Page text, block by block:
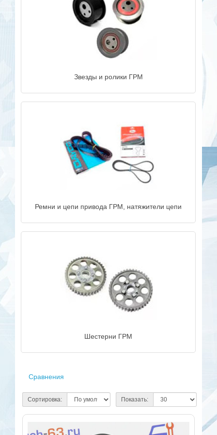
Звезды и ролики ГРМ
Ремни и цепи привода ГРМ, натяжители цепи
Шестерни ГРМ
Сравнения
Сортировка: Показать: